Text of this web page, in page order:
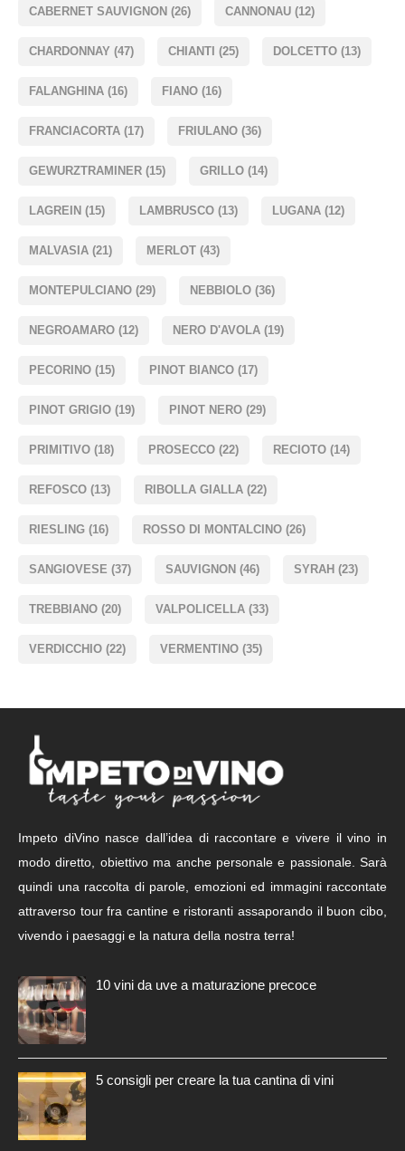
CABERNET SAUVIGNON (26) CANNONAU (12)
CHARDONNAY (47) CHIANTI (25) DOLCETTO (13)
FALANGHINA (16) FIANO (16)
FRANCIACORTA (17) FRIULANO (36)
GEWURZTRAMINER (15) GRILLO (14)
LAGREIN (15) LAMBRUSCO (13) LUGANA (12)
MALVASIA (21) MERLOT (43)
MONTEPULCIANO (29) NEBBIOLO (36)
NEGROAMARO (12) NERO D'AVOLA (19)
PECORINO (15) PINOT BIANCO (17)
PINOT GRIGIO (19) PINOT NERO (29)
PRIMITIVO (18) PROSECCO (22) RECIOTO (14)
REFOSCO (13) RIBOLLA GIALLA (22)
RIESLING (16) ROSSO DI MONTALCINO (26)
SANGIOVESE (37) SAUVIGNON (46) SYRAH (23)
TREBBIANO (20) VALPOLICELLA (33)
VERDICCHIO (22) VERMENTINO (35)
Impeto diVino nasce dall’idea di raccontare e vivere il vino in
modo diretto, obiettivo ma anche personale e passionale. Sarà
quindi una raccolta di parole, emozioni ed immagini raccontate
attraverso tour fra cantine e ristoranti assaporando il buon cibo,
vivendo i paesaggi e la natura della nostra terra!
10 vini da uve a maturazione precoce
5 consigli per creare la tua cantina di vini